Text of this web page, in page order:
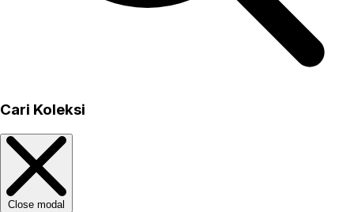
Cari Koleksi
Close modal